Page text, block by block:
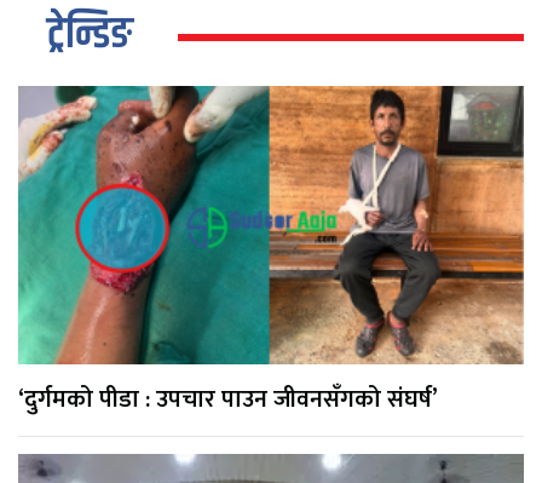
ट्रेन्डिङ
‘दुर्गमको पीडा : उपचार पाउन जीवनसँगको संघर्ष’